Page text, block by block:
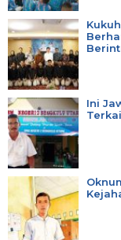
Ini